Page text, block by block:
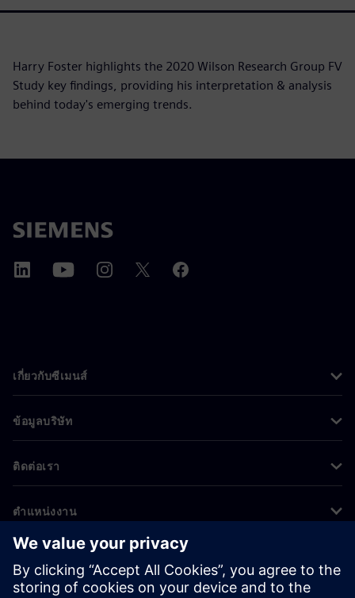
Harry Foster highlights the 2020 Wilson Research Group FV
Study key findings, providing his interpretation & analysis
behind today's emerging trends.
เกี่ยวกับซีเมนส์
ข้อมูลบริษัท
ติดต่อเรา
ตำแหน่งงาน
©Siemens 2026